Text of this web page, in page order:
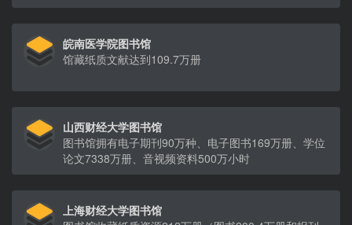
皖南医学院图书馆
馆藏纸质文献达到109.7万册
山西财经大学图书馆
图书馆拥有电子期刊90万种、电子图书169万册、学位
论文7338万册、音视频资料500万小时
上海财经大学图书馆